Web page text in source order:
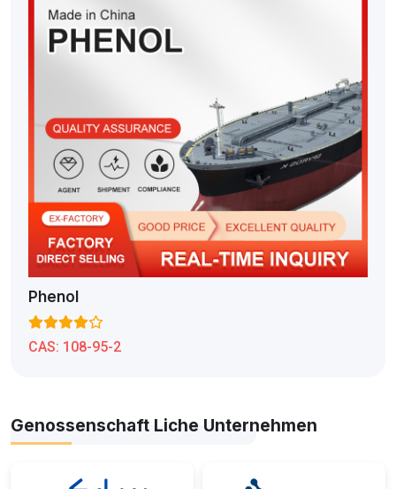
Phenol
CAS: 108-95-2
Genossenschaft Liche Unternehmen